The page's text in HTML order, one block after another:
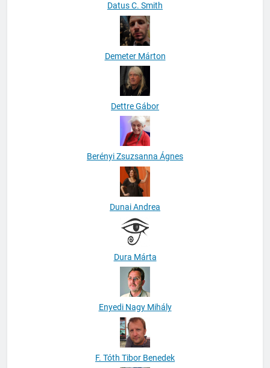
Datus C. Smith
Demeter Márton
Dettre Gábor
Berényi Zsuzsanna Ágnes
Dunai Andrea
Dura Márta
Enyedi Nagy Mihály
F. Tóth Tibor Benedek